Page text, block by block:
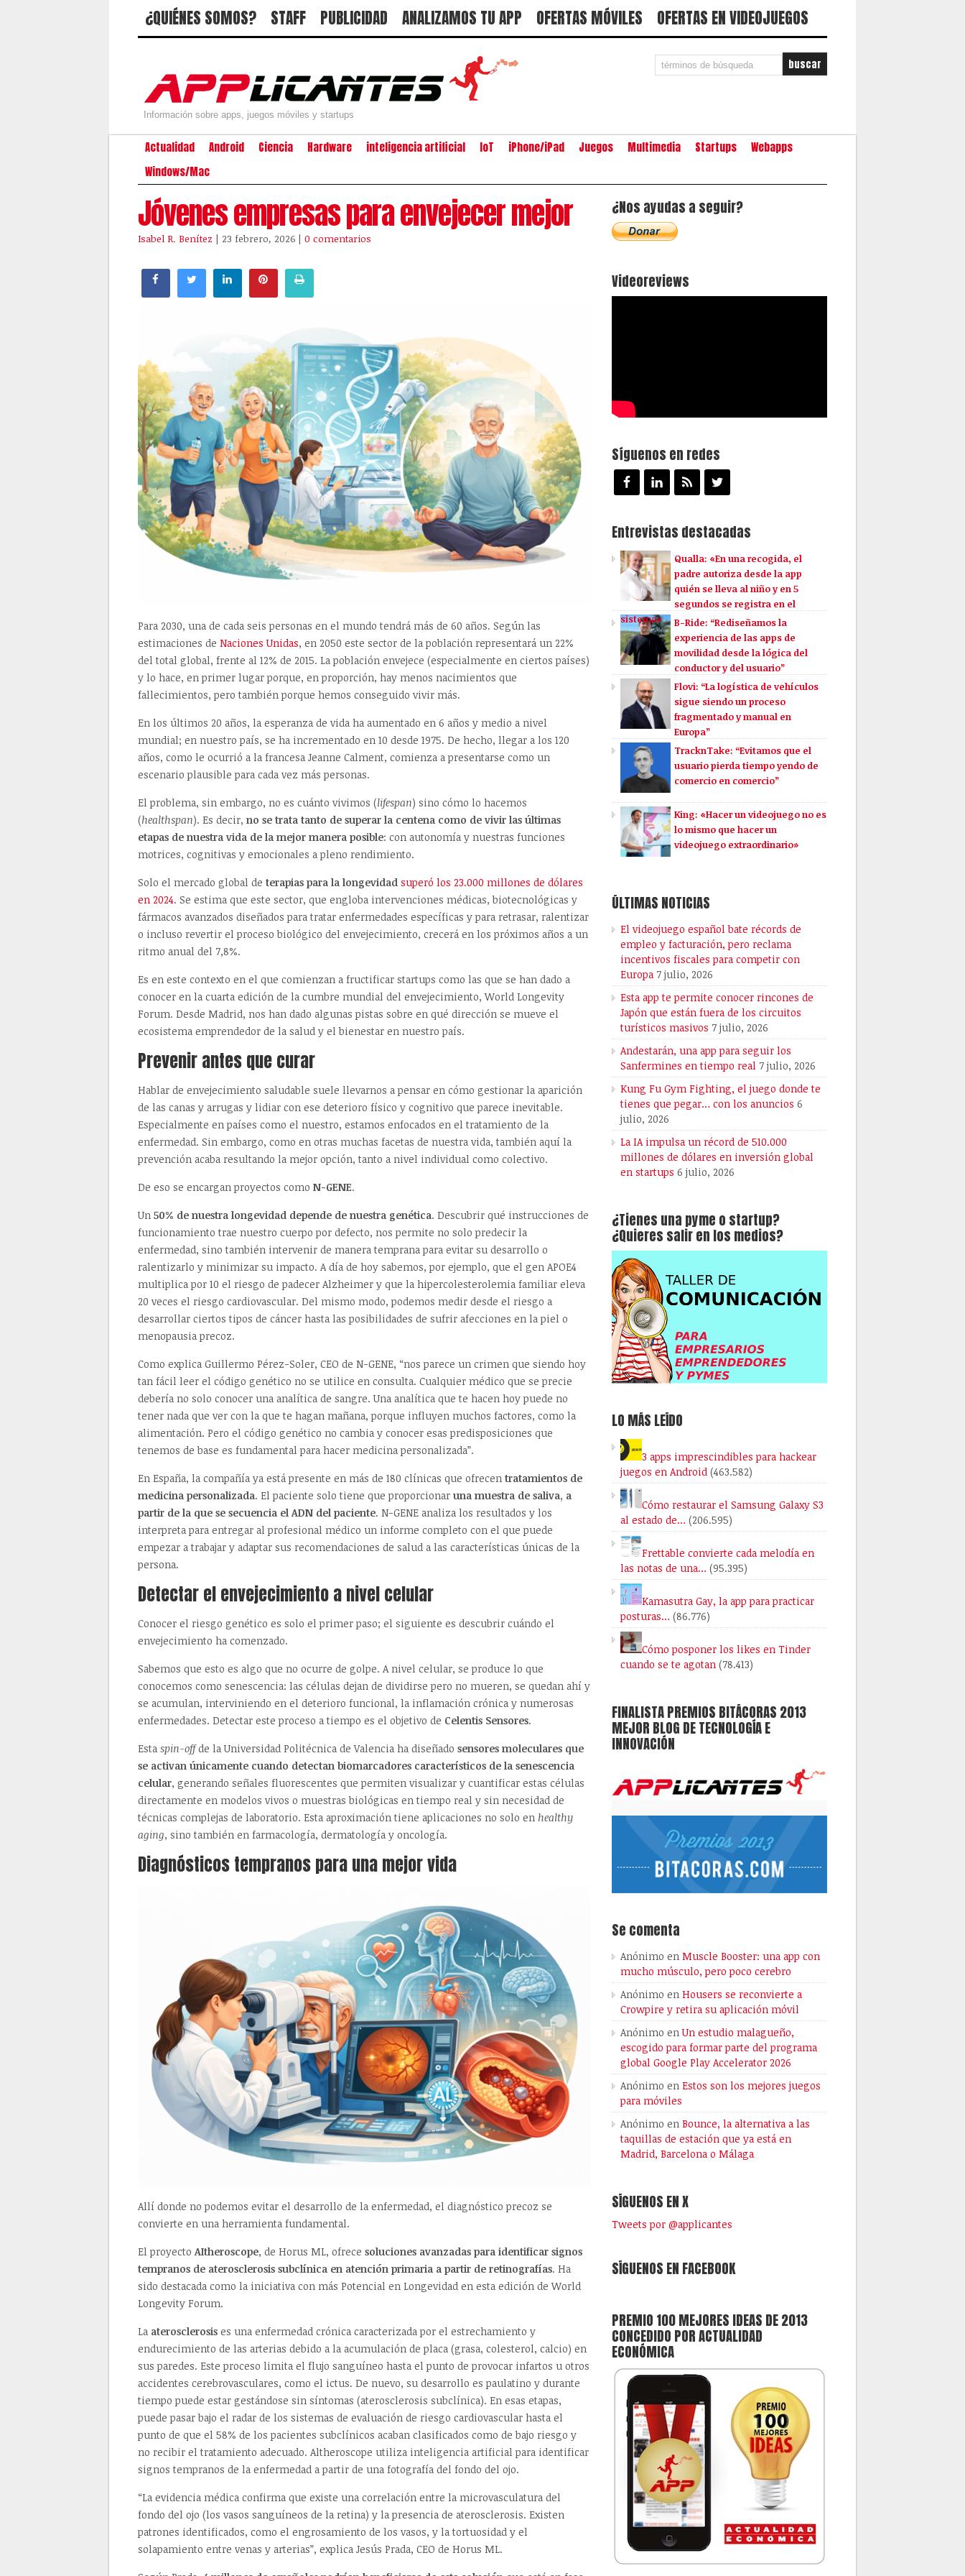
¿QUIÉNES SOMOS? STAFF PUBLICIDAD ANALIZAMOS TU APP OFERTAS MÓVILES OFERTAS EN VIDEOJUEGOS
Información sobre apps, juegos móviles y startups
Actualidad Android Ciencia Hardware inteligencia artificial IoT iPhone/iPad Juegos Multimedia Startups
Webapps
Windows/Mac
Jóvenes empresas para envejecer mejor
Isabel R. Benítez | 23 febrero, 2026 | 0 comentarios
Para 2030, una de cada seis personas en el mundo tendrá más de 60 años. Según las
estimaciones de Naciones Unidas, en 2050 este sector de la población representará un 22%
del total global, frente al 12% de 2015. La población envejece (especialmente en ciertos países)
y lo hace, en primer lugar porque, en proporción, hay menos nacimientos que
fallecimientos, pero también porque hemos conseguido vivir más.
En los últimos 20 años, la esperanza de vida ha aumentado en 6 años y medio a nivel
mundial; en nuestro país, se ha incrementado en 10 desde 1975. De hecho, llegar a los 120
años, como le ocurrió a la francesa Jeanne Calment, comienza a presentarse como un
escenario plausible para cada vez más personas.
El problema, sin embargo, no es cuánto vivimos (lifespan) sino cómo lo hacemos
(healthspan). Es decir, no se trata tanto de superar la centena como de vivir las últimas
etapas de nuestra vida de la mejor manera posible: con autonomía y nuestras funciones
motrices, cognitivas y emocionales a pleno rendimiento.
Solo el mercado global de terapias para la longevidad superó los 23.000 millones de dólares
en 2024. Se estima que este sector, que engloba intervenciones médicas, biotecnológicas y
fármacos avanzados diseñados para tratar enfermedades específicas y para retrasar, ralentizar
o incluso revertir el proceso biológico del envejecimiento, crecerá en los próximos años a un
ritmo anual del 7,8%.
Es en este contexto en el que comienzan a fructificar startups como las que se han dado a
conocer en la cuarta edición de la cumbre mundial del envejecimiento, World Longevity
Forum. Desde Madrid, nos han dado algunas pistas sobre en qué dirección se mueve el
ecosistema emprendedor de la salud y el bienestar en nuestro país.
Prevenir antes que curar
Hablar de envejecimiento saludable suele llevarnos a pensar en cómo gestionar la aparición
de las canas y arrugas y lidiar con ese deterioro físico y cognitivo que parece inevitable.
Especialmente en países como el nuestro, estamos enfocados en el tratamiento de la
enfermedad. Sin embargo, como en otras muchas facetas de nuestra vida, también aquí la
prevención acaba resultando la mejor opción, tanto a nivel individual como colectivo.
De eso se encargan proyectos como N-GENE.
Un 50% de nuestra longevidad depende de nuestra genética. Descubrir qué instrucciones de
funcionamiento trae nuestro cuerpo por defecto, nos permite no solo predecir la
enfermedad, sino también intervenir de manera temprana para evitar su desarrollo o
ralentizarlo y minimizar su impacto. A día de hoy sabemos, por ejemplo, que el gen APOE4
multiplica por 10 el riesgo de padecer Alzheimer y que la hipercolesterolemia familiar eleva
20 veces el riesgo cardiovascular. Del mismo modo, podemos medir desde el riesgo a
desarrollar ciertos tipos de cáncer hasta las posibilidades de sufrir afecciones en la piel o
menopausia precoz.
Como explica Guillermo Pérez-Soler, CEO de N-GENE, “nos parece un crimen que siendo hoy
tan fácil leer el código genético no se utilice en consulta. Cualquier médico que se precie
debería no solo conocer una analítica de sangre. Una analítica que te hacen hoy puede no
tener nada que ver con la que te hagan mañana, porque influyen muchos factores, como la
alimentación. Pero el código genético no cambia y conocer esas predisposiciones que
tenemos de base es fundamental para hacer medicina personalizada”.
En España, la compañía ya está presente en más de 180 clínicas que ofrecen tratamientos de
medicina personalizada. El paciente solo tiene que proporcionar una muestra de saliva, a
partir de la que se secuencia el ADN del paciente. N-GENE analiza los resultados y los
interpreta para entregar al profesional médico un informe completo con el que puede
empezar a trabajar y adaptar sus recomendaciones de salud a las características únicas de la
persona.
Detectar el envejecimiento a nivel celular
Conocer el riesgo genético es solo el primer paso; el siguiente es descubrir cuándo el
envejecimiento ha comenzado.
Sabemos que esto es algo que no ocurre de golpe. A nivel celular, se produce lo que
conocemos como senescencia: las células dejan de dividirse pero no mueren, se quedan ahí y
se acumulan, interviniendo en el deterioro funcional, la inflamación crónica y numerosas
enfermedades. Detectar este proceso a tiempo es el objetivo de Celentis Sensores.
Esta spin-offde la Universidad Politécnica de Valencia ha diseñado sensores moleculares que
se activan únicamente cuando detectan biomarcadores característicos de la senescencia
celular, generando señales fluorescentes que permiten visualizar y cuantificar estas células
directamente en modelos vivos o muestras biológicas en tiempo real y sin necesidad de
técnicas complejas de laboratorio. Esta aproximación tiene aplicaciones no solo en healthy
aging, sino también en farmacología, dermatología y oncología.
Diagnósticos tempranos para una mejor vida
Allí donde no podemos evitar el desarrollo de la enfermedad, el diagnóstico precoz se
convierte en una herramienta fundamental.
El proyecto AItheroscope, de Horus ML, ofrece soluciones avanzadas para identificar signos
tempranos de aterosclerosis subclínica en atención primaria a partir de retinografías. Ha
sido destacada como la iniciativa con más Potencial en Longevidad en esta edición de World
Longevity Forum.
La aterosclerosis es una enfermedad crónica caracterizada por el estrechamiento y
endurecimiento de las arterias debido a la acumulación de placa (grasa, colesterol, calcio) en
sus paredes. Este proceso limita el flujo sanguíneo hasta el punto de provocar infartos u otros
accidentes cerebrovasculares, como el ictus. De nuevo, su desarrollo es paulatino y durante
tiempo puede estar gestándose sin síntomas (aterosclerosis subclínica). En esas etapas,
puede pasar bajo el radar de los sistemas de evaluación de riesgo cardiovascular hasta el
punto de que el 58% de los pacientes subclínicos acaban clasificados como de bajo riesgo y
no recibir el tratamiento adecuado. Altheroscope utiliza inteligencia artificial para identificar
signos tempranos de la enfermedad a partir de una fotografía del fondo del ojo.
“La evidencia médica confirma que existe una correlación entre la microvasculatura del
fondo del ojo (los vasos sanguíneos de la retina) y la presencia de aterosclerosis. Existen
patrones identificados, como el engrosamiento de los vasos, y la tortuosidad y el
solapamiento entre venas y arterias”, explica Jesús Prada, CEO de Horus ML.
¿Nos ayudas a seguir?
Videoreviews
Síguenos en redes
Entrevistas destacadas
Qualla: «En una recogida, el
padre autoriza desde la app
quién se lleva al niño y en 5
segundos se registra en el
sistema»
B-Ride: “Rediseñamos la
experiencia de las apps de
movilidad desde la lógica del
conductor y del usuario”
Flovi: “La logística de vehículos
sigue siendo un proceso
fragmentado y manual en
Europa”
TracknTake: “Evitamos que el
usuario pierda tiempo yendo de
comercio en comercio”
King: «Hacer un videojuego no es
lo mismo que hacer un
videojuego extraordinario»
ÚLTIMAS NOTICIAS
El videojuego español bate récords de
empleo y facturación, pero reclama
incentivos fiscales para competir con
Europa 7 julio, 2026
Esta app te permite conocer rincones de
Japón que están fuera de los circuitos
turísticos masivos 7 julio, 2026
Andestarán, una app para seguir los
Sanfermines en tiempo real 7 julio, 2026
Kung Fu Gym Fighting, el juego donde te
tienes que pegar… con los anuncios 6
julio, 2026
La IA impulsa un récord de 510.000
millones de dólares en inversión global
en startups 6 julio, 2026
¿Tienes una pyme o startup?
¿Quieres salir en los medios?
LO MÁS LEÍDO
3 apps imprescindibles para hackear
juegos en Android (463.582)
Cómo restaurar el Samsung Galaxy S3
al estado de… (206.595)
Frettable convierte cada melodía en
las notas de una… (95.395)
Kamasutra Gay, la app para practicar
posturas… (86.776)
Cómo posponer los likes en Tinder
cuando se te agotan (78.413)
FINALISTA PREMIOS BITÁCORAS 2013
MEJOR BLOG DE TECNOLOGÍA E
INNOVACIÓN
Se comenta
Anónimo en Muscle Booster: una app con
mucho músculo, pero poco cerebro
Anónimo en Housers se reconvierte a
Crowpire y retira su aplicación móvil
Anónimo enUn estudio malagueño,
escogido para formar parte del programa
global Google Play Accelerator 2026
Anónimo en Estos son los mejores juegos
para móviles
Anónimo en Bounce, la alternativa a las
taquillas de estación que ya está en
Madrid, Barcelona o Málaga
SÍGUENOS EN X
Tweets por @applicantes
SÍGUENOS EN FACEBOOK
PREMIO 100 MEJORES IDEAS DE 2013
CONCEDIDO POR ACTUALIDAD
ECONÓMICA